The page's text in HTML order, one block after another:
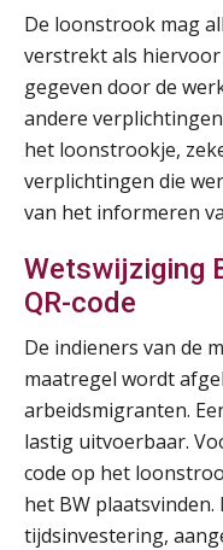
De loonstrook mag
verstrekt als
gegeven door de
andere
het loonstrookje,
verplichtingen die
van het informeren
Wetswijziging
QR-code
De indieners van de
maatregel wordt
arbeidsmigranten.
lastig uitvoerbaar.
code op het
het BW
tijdsinvestering,
AUG
Markus
AUG
Markus
01
SEP
03
07
SEP
08
SEP